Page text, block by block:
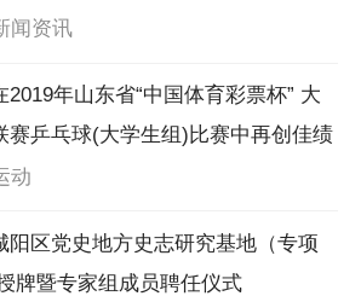
闻资讯
年山东省“中国体育彩票杯” 大
赛乒乓球(大学生组)比赛中再创佳绩
动
阳区党史地方史志研究基地（专项
牌暨专家组成员聘任仪式